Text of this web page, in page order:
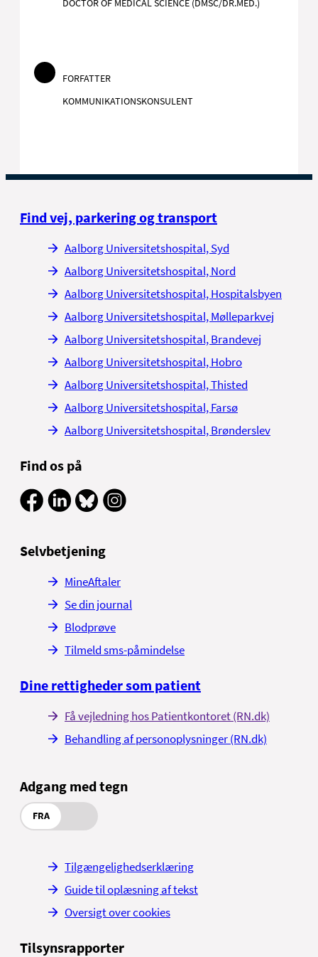
DOCTOR OF MEDICAL SCIENCE (DMSC/DR.MED.)
FORFATTER
KOMMUNIKATIONSKONSULENT
Find vej, parkering og transport
Aalborg Universitetshospital, Syd
Aalborg Universitetshospital, Nord
Aalborg Universitetshospital, Hospitalsbyen
Aalborg Universitetshospital, Mølleparkvej
Aalborg Universitetshospital, Brandevej
Aalborg Universitetshospital, Hobro
Aalborg Universitetshospital, Thisted
Aalborg Universitetshospital, Farsø
Aalborg Universitetshospital, Brønderslev
Find os på
Selvbetjening
MineAftaler
Se din journal
Blodprøve
Tilmeld sms-påmindelse
Dine rettigheder som patient
Få vejledning hos Patientkontoret (RN.dk)
Behandling af personoplysninger (RN.dk)
Adgang med tegn
FRA
Tilgængelighedserklæring
Guide til oplæsning af tekst
Oversigt over cookies
Tilsynsrapporter